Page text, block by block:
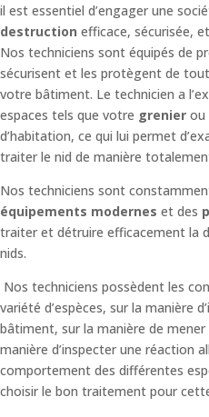
il est essentiel d’engager une
destruction efficace, sécurisée,
Nos techniciens sont équipés de
sécurisent et les protègent de
votre bâtiment. Le technicien a
espaces tels que votre grenier ou
d’habitation, ce qui lui permet
traiter le nid de manière
Nos techniciens sont
équipements modernes et des
traiter et détruire efficacement la
nids.
Nos techniciens possèdent les
variété d’espèces, sur la manière
bâtiment, sur la manière de
manière d’inspecter une réaction
comportement des différentes
choisir le bon traitement pour